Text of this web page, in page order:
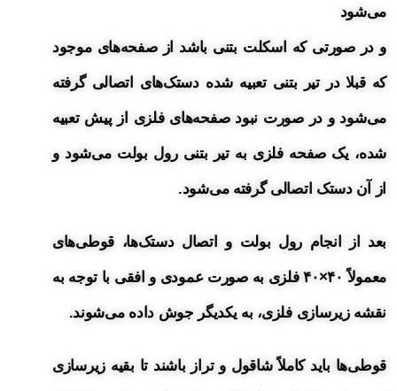
می‌شود
و در صورتی که اسکلت بتنی باشد از صفحه‌های موجود
که قبلا در تیر بتنی تعبیه شده دستک‌های اتصالی گرفته
می‌شود و در صورت نبود صفحه‌های فلزی از پیش تعبیه
شده، یک صفحه فلزی به تیر بتنی رول بولت می‌شود و
از آن دستک اتصالی گرفته می‌شود.
بعد از انجام رول بولت و اتصال دستک‌ها، قوطی‌های
معمولاً ۴۰×۴۰ فلزی به صورت عمودی و افقی با توجه به
نقشه زیرسازی فلزی، به یکدیگر جوش داده می‌شوند.
قوطی‌ها باید کاملاً شاقول و تراز باشند تا بقیه زیرسازی